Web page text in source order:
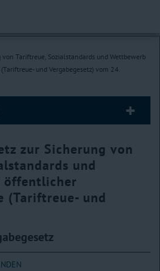
von Tariftreue, Sozialstandards und Wettbewerb
und Vergabegesetz) vom 24.
zur Sicherung von
und
öffentlicher
(Tariftreue- und